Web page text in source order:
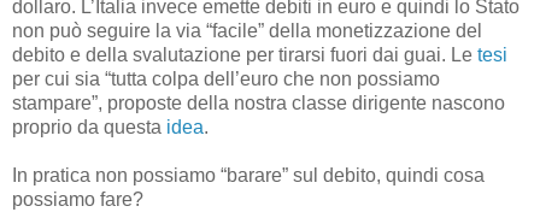
dollaro. L’Italia invece emette debiti in euro e quindi lo Stato
non può seguire la via “facile” della monetizzazione del
debito e della svalutazione per tirarsi fuori dai guai. Le tesi
per cui sia “tutta colpa dell’euro che non possiamo
stampare”, proposte della nostra classe dirigente nascono
proprio da questa idea.
In pratica non possiamo “barare” sul debito, quindi cosa
possiamo fare?